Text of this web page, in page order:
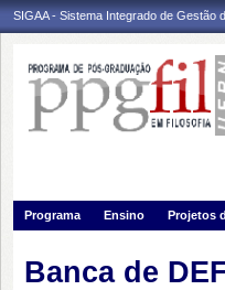
SIGAA - Sistema Integrado de Gestão
Programa Ensino Projetos
Banca de